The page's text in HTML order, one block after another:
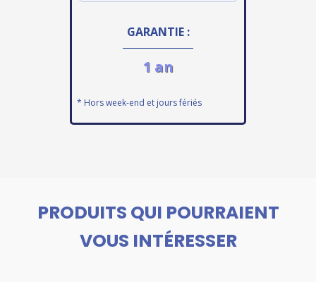
GARANTIE :
1 an
* Hors week-end et jours fériés
PRODUITS QUI POURRAIENT
VOUS INTÉRESSER